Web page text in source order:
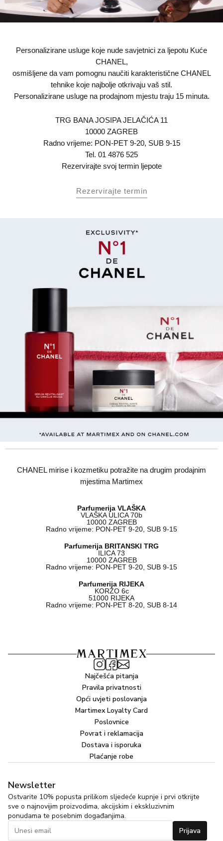
Personalizirane usluge koje nude savjetnici za ljepotu Kuće
CHANEL,
osmišljene da vam pomognu naučiti karakteristične CHANEL
tehnike koje najbolje otkrivaju vaš stil.
Personalizirane usluge na prodajnom mjestu traju 15 minuta.
TRG BANA JOSIPA JELAČIĆA 11
10000 ZAGREB
Radno vrijeme: PON-PET 9-20, SUB 9-15
Tel. 01 4876 525
Rezervirajte svoj termin ljepote
Rezervirajte termin
CHANEL mirise i kozmetiku potražite na drugim prodajnim
mjestima Martimex
Parfumerija VLAŠKA
VLAŠKA ULICA 70b
10000 ZAGREB
Radno vrijeme: PON-PET 9-20, SUB 9-15
Parfumerija BRITANSKI TRG
ILICA 73
10000 ZAGREB
Radno vrijeme: PON-PET 9-20, SUB 9-15
Parfumerija RIJEKA
KORZO 6c
51000 RIJEKA
Radno vrijeme: PON-PET 8-20, SUB 8-14
Najčešća pitanja
Pravila privatnosti
Opći uvjeti poslovanja
Martimex Loyalty Card
Poslovnice
Povrat i reklamacija
Dostava i isporuka
Plaćanje robe
Newsletter
Ostvarite 10% popusta prilikom sljedeće kupnje i prvi otkrijte
sve o najnovijim proizvodima, akcijskim i ekskluzivnim
ponudama te posebnim događanjima.
Prijava